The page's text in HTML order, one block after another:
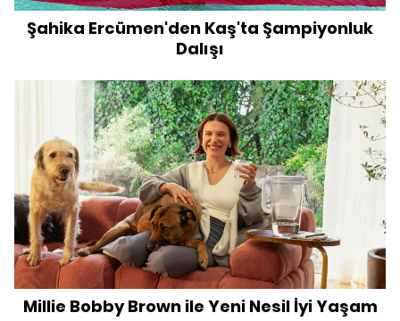
Şahika Ercümen'den Kaş'ta Şampiyonluk
Dalışı
Millie Bobby Brown ile Yeni Nesil İyi Yaşam